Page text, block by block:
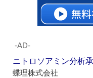
‐AD‐
ニトロソアミン分析
蝶理株式会社